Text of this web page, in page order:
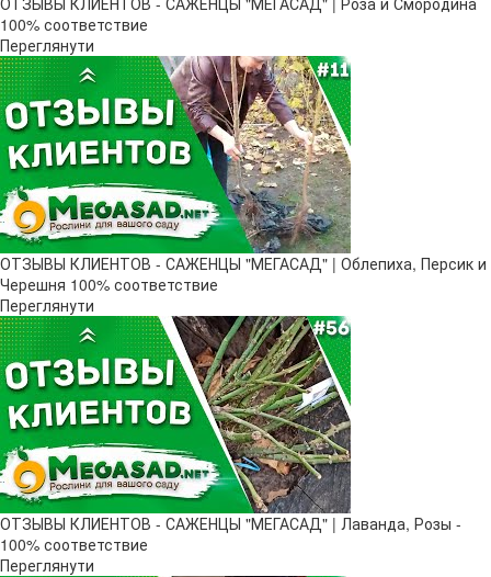
100% соответствие
Переглянути
ОТЗЫВЫ КЛИЕНТОВ - САЖЕНЦЫ "МЕГАСАД" | Облепиха, Персик и
Черешня 100% соответствие
Переглянути
ОТЗЫВЫ КЛИЕНТОВ - САЖЕНЦЫ "МЕГАСАД" | Лаванда, Розы -
100% соответствие
Переглянути